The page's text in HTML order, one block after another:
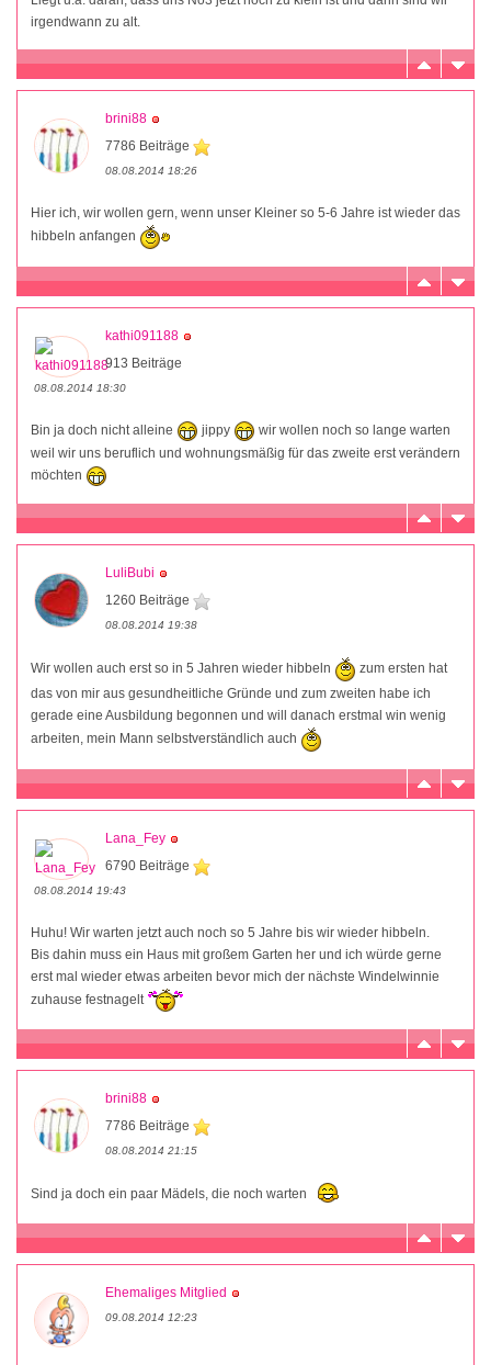
irgendwann zu alt.
brini88
7786 Beiträge
08.08.2014 18:26
Hier ich, wir wollen gern, wenn unser Kleiner so 5-6 Jahre ist wieder das
hibbeln anfangen
kathi091188
913 Beiträge
08.08.2014 18:30
Bin ja doch nicht alleine jippy
wir wollen noch so lange warten
weil wir uns beruflich und wohnungsmäßig für das zweite erst verändern
möchten
LuliBubi
1260 Beiträge
08.08.2014 19:38
Wir wollen auch erst so in 5 Jahren wieder hibbeln
zum ersten hat
das von mir aus gesundheitliche Gründe und zum zweiten habe ich
gerade eine Ausbildung begonnen und will danach erstmal win wenig
arbeiten, mein Mann selbstverständlich auch
Lana_Fey
6790 Beiträge
08.08.2014 19:43
Huhu! Wir warten jetzt auch noch so 5 Jahre bis wir wieder hibbeln.
Bis dahin muss ein Haus mit großem Garten her und ich würde gerne
erst mal wieder etwas arbeiten bevor mich der nächste Windelwinnie
zuhause festnagelt
brini88
7786 Beiträge
08.08.2014 21:15
Sind ja doch ein paar Mädels, die noch warten
Ehemaliges Mitglied
09.08.2014 12:23